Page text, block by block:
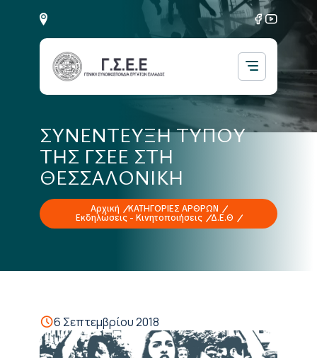
ΣΥΝΕΝΤΕΥΞΗ ΤΥΠΟΥ
ΤΗΣ ΓΣΕΕ ΣΤΗ
ΘΕΣΣΑΛΟΝΙΚΗ
Αρχική
ΚΑΤΗΓΟΡΙΕΣ ΑΡΘΡΩΝ
Εκδηλώσεις - Κινητοποιήσεις
Δ.Ε.Θ
6 Σεπτεμβρίου 2018